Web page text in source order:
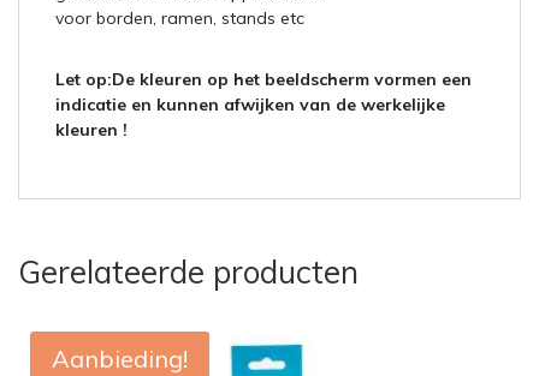
voor borden, ramen, stands etc
Let op:De kleuren op het beeldscherm vormen een
indicatie en kunnen afwijken van de werkelijke
kleuren !
Gerelateerde producten
Aanbieding!